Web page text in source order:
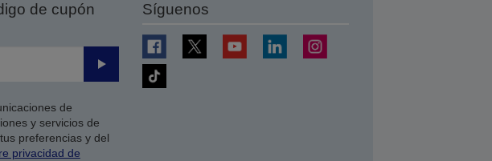
de cupón
Enviar
de
y servicios de
preferencias y del
privacidad de
Síguenos